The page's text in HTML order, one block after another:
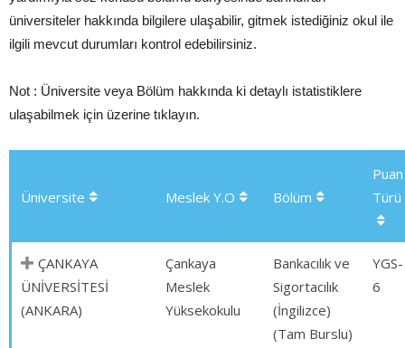
üniversiteler hakkında bilgilere ulaşabilir, gitmek istediğiniz okul ile
ilgili mevcut durumları kontrol edebilirsiniz.
Not : Üniversite veya Bölüm hakkında ki detaylı istatistiklere
ulaşabilmek için üzerine tıklayın.
Üniversite Meslek Y.O Bölüm
Puan
Türü
ÇANKAYA
ÜNİVERSİTESİ
(ANKARA)
Çankaya
Meslek
Yüksekokulu
Bankacılık ve
Sigortacılık
(İngilizce)
(Tam Burslu)
YGS-
6